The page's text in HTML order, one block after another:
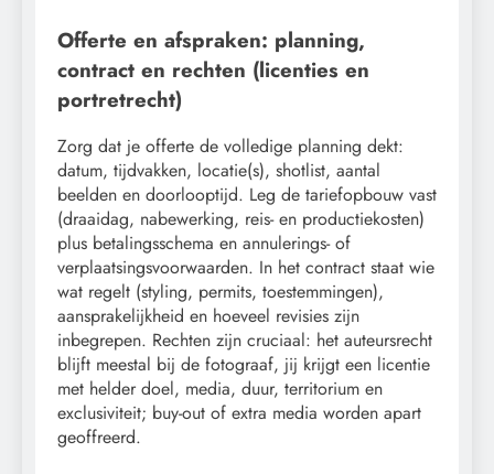
Offerte en afspraken: planning,
contract en rechten (licenties en
portretrecht)
Zorg dat je offerte de volledige planning dekt:
datum, tijdvakken, locatie(s), shotlist, aantal
beelden en doorlooptijd. Leg de tariefopbouw vast
(draaidag, nabewerking, reis- en productiekosten)
plus betalingsschema en annulerings- of
verplaatsingsvoorwaarden. In het contract staat wie
wat regelt (styling, permits, toestemmingen),
aansprakelijkheid en hoeveel revisies zijn
inbegrepen. Rechten zijn cruciaal: het auteursrecht
blijft meestal bij de fotograaf, jij krijgt een licentie
met helder doel, media, duur, territorium en
exclusiviteit; buy-out of extra media worden apart
geoffreerd.